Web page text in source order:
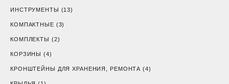
ИНСТРУМЕНТЫ (13)
КОМПАКТНЫЕ (3)
КОМПЛЕКТЫ (2)
КОРЗИНЫ (4)
КРОНШТЕЙНЫ ДЛЯ ХРАНЕНИЯ, РЕМОНТА (4)